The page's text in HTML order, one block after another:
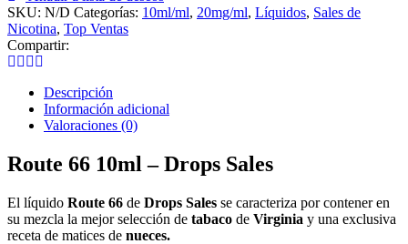
Sales
cantidad
SKU: N/D Categorías: 10ml/ml, 20mg/ml, Líquidos, Sales de
Nicotina, Top Ventas
Compartir:
Descripción
Información adicional
Valoraciones (0)
Route 66 10ml – Drops Sales
El líquido Route 66 de Drops Sales se caracteriza por contener en
su mezcla la mejor selección de tabaco de Virginia y una exclusiva
receta de matices de nueces.